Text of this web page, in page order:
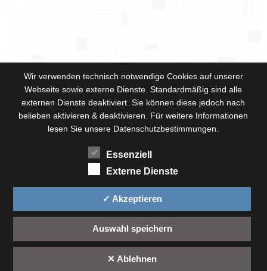
Wir verwenden technisch notwendige Cookies auf unserer
Webseite sowie externe Dienste. Standardmäßig sind alle
externen Dienste deaktiviert. Sie können diese jedoch nach
belieben aktivieren & deaktivieren. Für weitere Informationen
lesen Sie unsere Datenschutzbestimmungen.
Essenziell
Externe Dienste
✓ Akzeptieren
Auswahl speichern
✕ Ablehnen